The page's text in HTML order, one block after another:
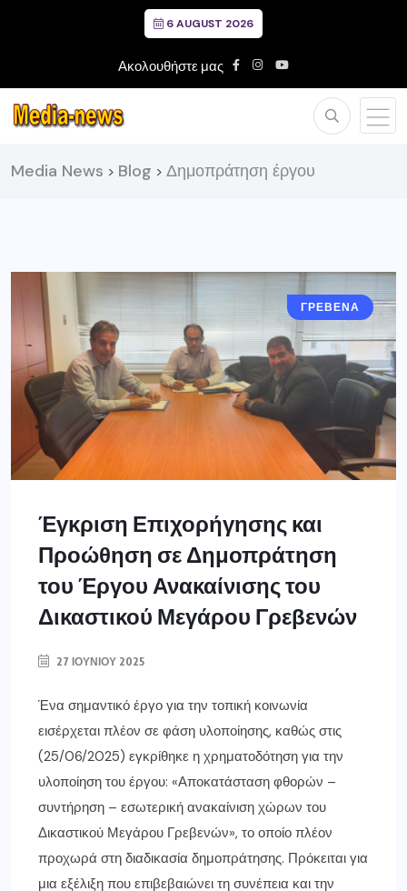
6 AUGUST 2026
Ακολουθήστε μας
Media News > Blog > Δημοπράτηση έργου
ΓΡΕΒΕΝΑ
Έγκριση Επιχορήγησης και
Προώθηση σε Δημοπράτηση
του Έργου Ανακαίνισης του
Δικαστικού Μεγάρου Γρεβενών
27 ΙΟΥΝΊΟΥ 2025
Ένα σημαντικό έργο για την τοπική κοινωνία
εισέρχεται πλέον σε φάση υλοποίησης, καθώς στις
(25/06/2025) εγκρίθηκε η χρηματοδότηση για την
υλοποίηση του έργου: «Αποκατάσταση φθορών –
συντήρηση – εσωτερική ανακαίνιση χώρων του
Δικαστικού Μεγάρου Γρεβενών», το οποίο πλέον
προχωρά στη διαδικασία δημοπράτησης. Πρόκειται για
μια εξέλιξη που επιβεβαιώνει τη συνέπεια και την